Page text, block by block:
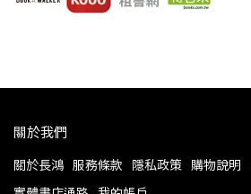
關於我們
關於長鴻 服務條款 隱私政策 購物說明